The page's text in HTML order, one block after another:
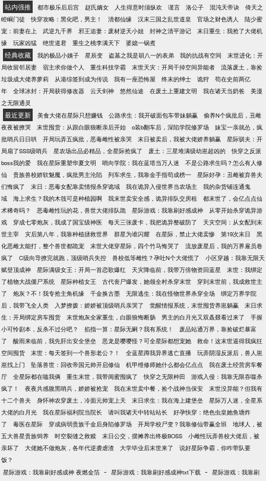
站内强推 都市极乐后后宫 赵氏嫡女 人生得意时须纵欢 谨言 洛公子 混沌天帝诀
倚天之
崆峒门徒
快穿攻略：黑化吧，男主！ 清都仙缘 汉末三国之乱世道皇 官场之财色诱人
陆少蜜
宠：前妻在上
武逆九千界 邪王追妻：废材逆天小姐 封神之清平游记
末日重生：我抢了大佬机
缘
玩家凶猛 绝世道君 重生之桃李满天下 婆媳一锅煮
经典收藏 我的极品小姨子 星辰变 盗墓之我是胡八一的表弟 我的抗战有空间
末世进化：开
局收留邻居妻
宿主求你做个人 重生科技学霸 末世天灾：开局干掉空间异能者
流落废土，靠捡
垃圾成大佬养萝莉
从港综签到成为传说 我有一座恐怖屋 终末的绅士 诡狩
苟在史前两亿
年
全球冰封：开局获得修改器 云天剑神 悠然仙途 在废土上重建文明 我在诸天当奶爸
美漫
之无限通灵
最近更新 美食大佬在星际只想赚钱 公路求生：我开破面包车带妹躺赢
偷养N个疯批后，丑雌
夜夜被撩哭
末世囤货：从跟白眼狼断亲后开始 o装b翻车后，深陷学院修罗场
妹宝一亲就怂，疯
批哨兵日日哄
开局玩弄五疯批，恶毒雌性被亲哭 末日被卖后，我被大佬娇养躺赢
星际驯夫：开
局扇了SSS级哨兵
星农场出品必精品，全星际抢疯了 废土：三星堆满级幼崽超凶的
快穿之反派
boss我的爱
我在星际重塑华夏文明 哨向学院：我在蓝塔当万人迷
不是公路求生吗？怎么有人修
仙
贵族兽校娇软魅魔，疯批男主沦陷 列车求生，我靠金手指苟成榜一
星际好孕：丑雌被弃兽夫
们悔疯了
末日：恶毒女配靠卖情报杀穿诡域 我在诡异入侵世界当农场主
我的杂货铺连通鬼
域
海上求生？我的木筏可是种植园啊 我末世卖安全感，诡异排队交房租
都末世了，会亿点点仙
术稀奇吗？
恶毒雌性玩的花，兽世大佬排队跪 星际游戏：我靠刷好感成神
从零开始杀穿诡异游
戏
穿成七零炮灰，我成了国宝级神医 每天三张废卡，我把诡异整破防了
天灾空间：从女配到末
世主宰
灾后第八年，我靠种植拯救世界 群星为谁闪耀 在星际，禁止大佬卖惨 第19次末日
黑
化恶雌太能打，整个兽世都跪宠
末世大佬穿星际，四个竹马悔哭了
流放废星后，我的万界雇员卷
疯了
C级向导撩完就跑，顶级哨兵失控 兽校低等雌性？孕吐N个大佬慌了
小区穿越：我靠无限天
赋登顶成神
星际满级女王：开局一首恋歌爆红 天灾降临前，我带万倍物资回蓝星
末世：我绑定
了植物大战僵尸系统
星际种植女王 古代丧尸爆发，她领全村杀穿末世
穿到末世前，我成救世主
了
炮灰？不！我专抢主角机缘 千金换古墨 无限逃生：我在怪物世界杀穿全场
绑定万界学院
后，我带飞全人类
入梦撩拨：娇娇被顶级哨兵亲哭了 觉醒情报系统，末世囤货养崽躺赢
末日求
生：开局绑定房车囤货
末世炮灰全家重生，白眼狼悔断肠 男主的白月光又双叒叕看过来了
手握
小可怜剧本，反杀不过分吧？
掐指一算：星际无嗣？我有系统！
废品站通万界，靠捡破烂暴富
了
酸雨来临前，我先肝出安全堡垒 恶龙是嘤嘤怪？可全星际都想宠她
救命！这末世逼得我疯狂
空间囤货
末世：每天签到一个兽形老公？！ 全蓝星蹲我异界逃亡直播
玩弄阴湿反派后，兽人崽
崽找上门
坠落兽世：回收帝国元帅开启修仙 机甲维修师她什么都会亿点点
我在废土经营房车餐
厅
全星际都在嗑我俩 重生末世，我带闺蜜囤疯了 快穿之无限种田
游戏入侵：我靠无限吞噬杀
疯了！
夜夜共感腹黑哨兵，娇娇被抢宠 我在末世卖中餐，捡个战神当保安
末世没异能？但我有
十二个兽夫
身怀神农穿废土，冷面元帅宠上天 末日求生：我在海上建堡垒
星际万人迷，全星系
大佬的白月光
我在星际福利院当院长 请叫我诸天中转站站长
好孕快穿：绝色虫皇她鱼塘炸
了
毒医在星际 穿成病弱贵族千金后身陷修罗场 开局学校尸变？我靠修仙带赢全班
地球人，被
五大兽星贵族饲养
时空裂缝之救赎 末日公交，摆摊养出终极BOSS
小雌性玩弄兽校大佬后，被
亲坏了
大佬她不做炮灰，各年代逆袭虐渣 大学毕业后末世来了
说好星际争霸，你咋带队要
饭？
星际游戏：我靠刷好感成神 夜燃金箔 - 星际游戏：我靠刷好感成神txt下载 - 星际游戏：我靠刷